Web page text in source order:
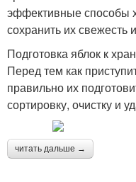
эффективные способы
сохранить их свежесть
Подготовка яблок к
Перед тем как
правильно их
сортировку, очистку и
читать дальше →